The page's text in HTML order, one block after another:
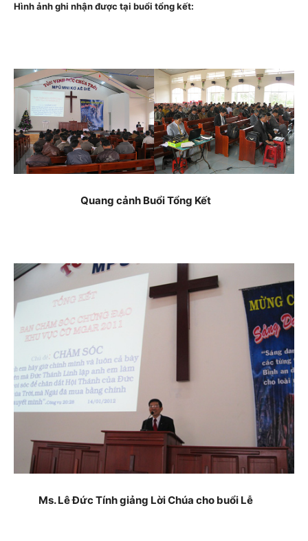
Hình ảnh ghi nhận được tại buổi tổng kết:
Quang cảnh Buổi Tổng Kết
Ms. Lê Đức Tính giảng Lời Chúa cho buổi Lễ